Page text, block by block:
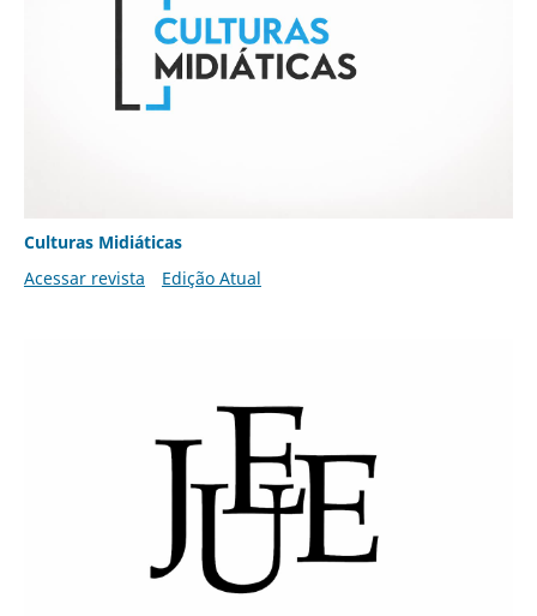
Culturas Midiáticas
Acessar revista
Edição Atual